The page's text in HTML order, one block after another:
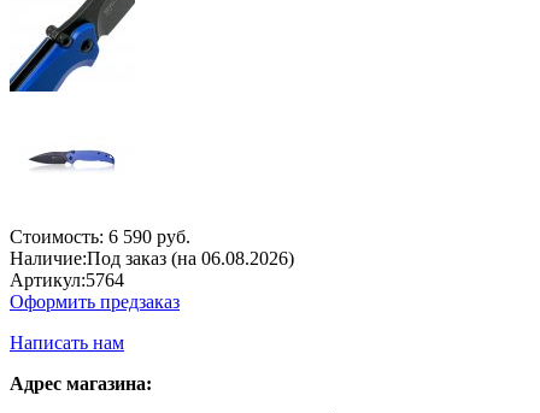
Стоимость: 6 590 руб.
Наличие:Под заказ (на 06.08.2026)
Артикул:5764
Оформить предзаказ
Написать нам
Адрес магазина: